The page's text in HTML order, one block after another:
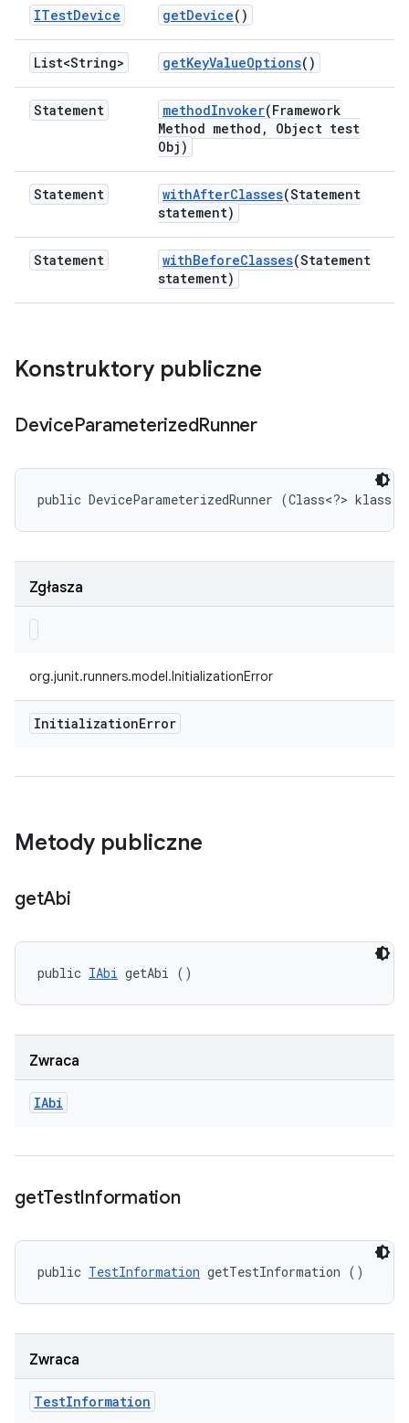
ITestDevice getDevice()
List<String> getKeyValueOptions()
Statement methodInvoker(Framework
Method method ,
Object test
Obj)
Statement withAfterClasses(Statement
statement)
Statement withBeforeClasses(Statement
statement)
Konstruktory publiczne
DeviceParameterizedRunner
public DeviceParameterizedRunner (Class<?> klass)
Zgłasza
org.junit.runners.model.InitializationError
InitializationError
Metody publiczne
getAbi
public IAbi getAbi ()
Zwraca
IAbi
getTestInformation
public TestInformation getTestInformation ()
Zwraca
TestInformation